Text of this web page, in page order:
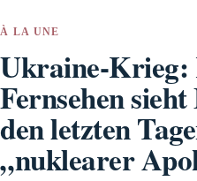
À LA UNE
Ukraine-Krieg:
Fernsehen
den letzten
„nuklearer